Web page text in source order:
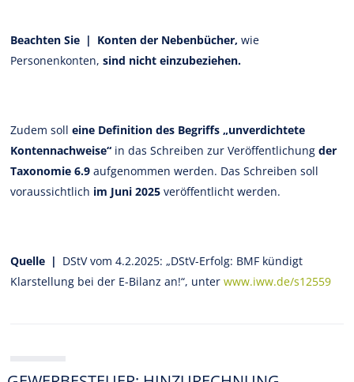
Beachten Sie | Konten der Nebenbücher, wie
Personenkonten,sind nicht einzubeziehen.
Zudem solleine Definition des Begriffs „unverdichtete
Kontennachweise“ in das Schreiben zur Veröffentlichungder
Taxonomie 6.9 aufgenommen werden. Das Schreiben soll
voraussichtlich im Juni 2025 veröffentlicht werden.
Quelle | DStV vom 4.2.2025: „DStV-Erfolg: BMF kündigt
Klarstellung bei der E-Bilanz an!“, unterwww.iww.de/s12559